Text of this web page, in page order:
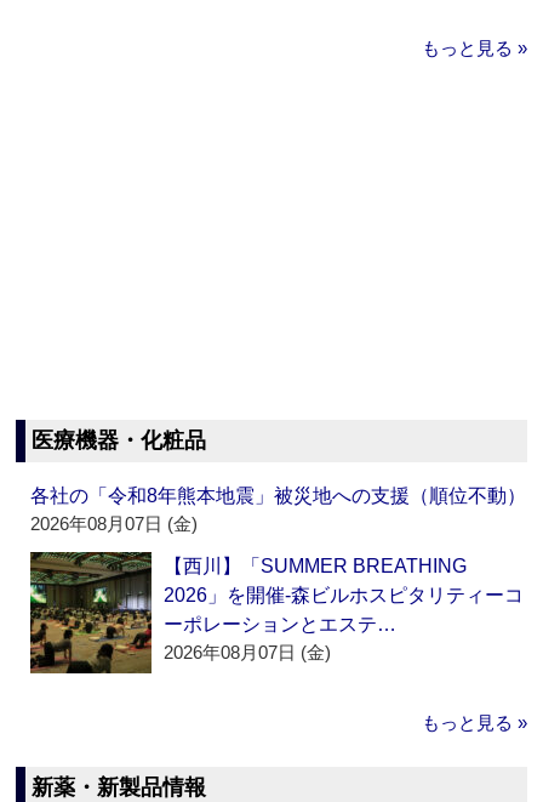
もっと見る »
医療機器・化粧品
各社の「令和8年熊本地震」被災地への支援（順位不動）
2026年08月07日 (金)
【西川】「SUMMER BREATHING
2026」を開催‐森ビルホスピタリティーコ
ーポレーションとエステ…
2026年08月07日 (金)
もっと見る »
新薬・新製品情報